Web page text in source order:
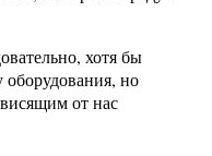
хотя бы
оборудования, но
от нас